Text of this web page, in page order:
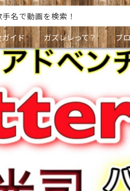
イド ガズレレって？ ブ